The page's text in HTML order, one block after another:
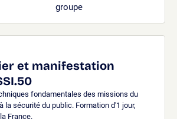
groupe
et manifestation
fondamentales des missions du
la sécurité du public. Formation d'1 jour,
France.